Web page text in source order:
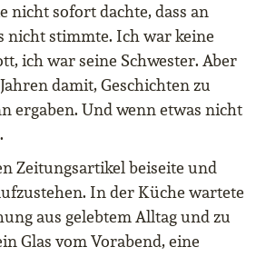
nicht sofort dachte, dass an
nicht stimmte. Ich war keine
ich war seine Schwester. Aber
damit, Geschichten zu
ergaben. Und wenn etwas nicht
Zeitungsartikel beiseite und
In der Küche wartete
aus gelebtem Alltag und zu
Glas vom Vorabend, eine